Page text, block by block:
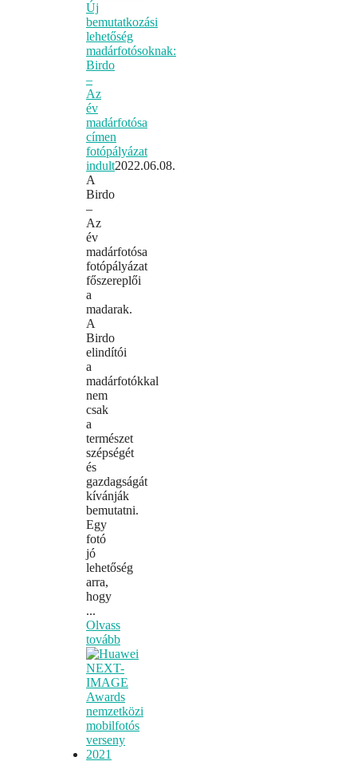
Új
bemutatkozási
lehetőség
madárfotósoknak:
Birdo
–
Az
év
madárfotósa
címen
fotópályázat
indult2022.06.08.
A
Birdo
–
Az
év
madárfotósa
fotópályázat
főszereplői
a
madarak.
A
Birdo
elindítói
a
madárfotókkal
nem
csak
a
természet
szépségét
és
gazdagságát
kívánják
bemutatni.
Egy
fotó
jó
lehetőség
arra,
hogy
...
Olvass
tovább